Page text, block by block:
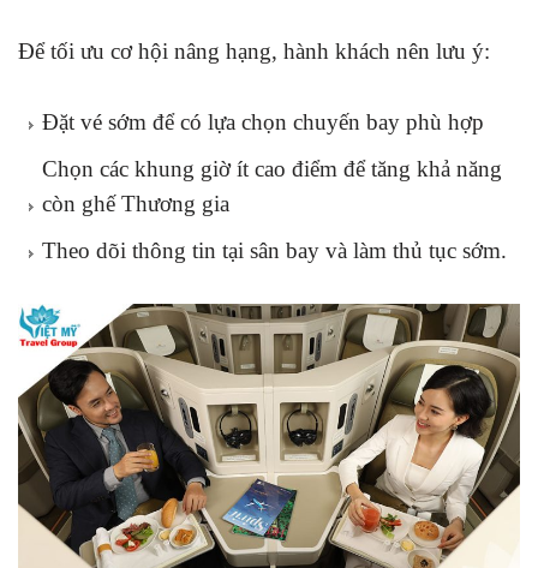
Để tối ưu cơ hội nâng hạng, hành khách nên lưu ý:
Đặt vé sớm để có lựa chọn chuyến bay phù hợp
Chọn các khung giờ ít cao điểm để tăng khả năng
còn ghế Thương gia
Theo dõi thông tin tại sân bay và làm thủ tục sớm.